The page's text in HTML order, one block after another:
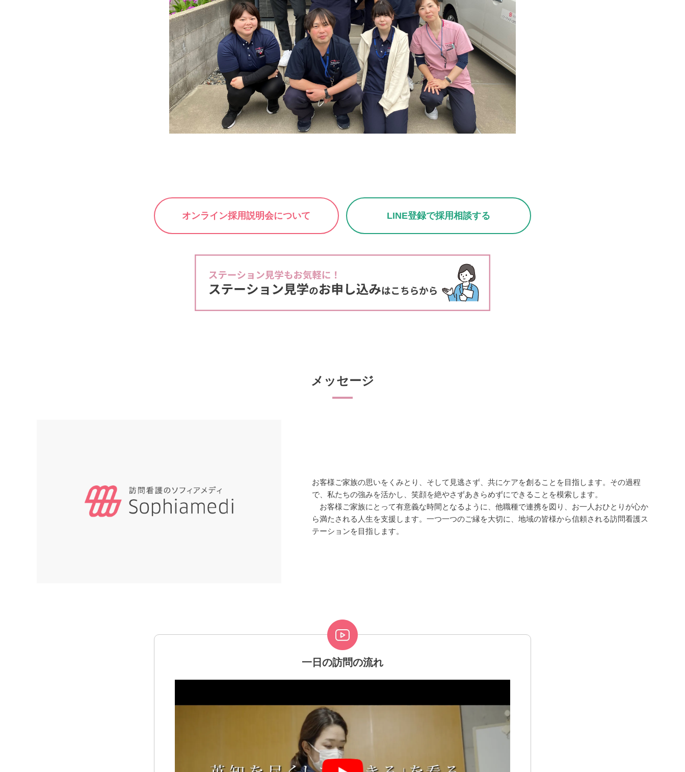
オンライン採用説明会について LINE登録で採用相談する
メッセージ
お客様ご家族の思いをくみとり、そして見逃さず、共にケアを創ることを目指します。その過程
で、私たちの強みを活かし、笑顔を絶やさずあきらめずにできることを模索します。
お客様ご家族にとって有意義な時間となるように、他職種で連携を図り、お一人おひとりが心か
ら満たされる人生を支援します。一つ一つのご縁を大切に、地域の皆様から信頼される訪問看護ス
テーションを目指します。
一日の訪問の流れ